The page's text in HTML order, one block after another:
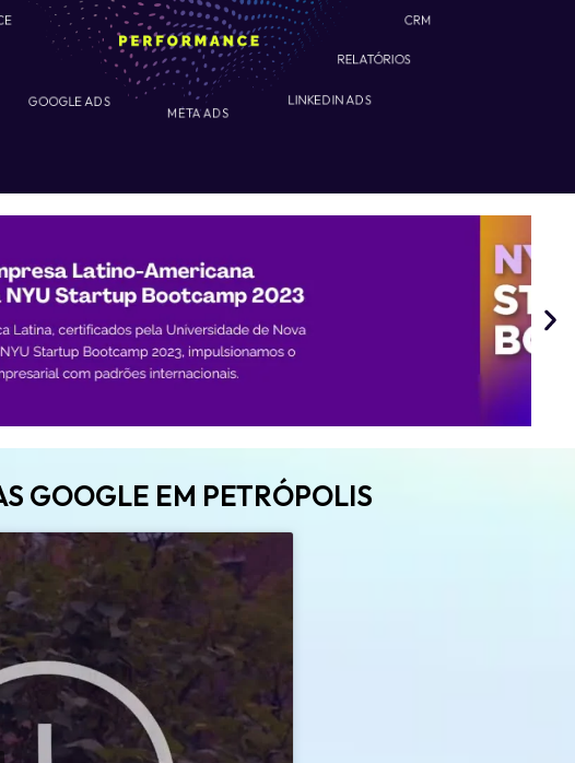
GOOGLE ADS LINKEDIN ADS
META ADS
CRM
RELATÓRIOS
GOOGLE EM PETRÓPOLIS